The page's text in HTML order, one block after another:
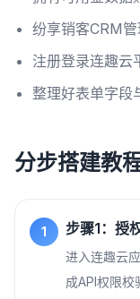
纷享销客CRM
注册登录连趣云
整理好表单字段
分步搭建教
1 步骤1：授
进入连趣云
成API权限校